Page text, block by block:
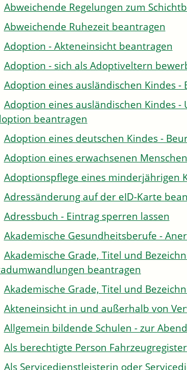
Abweichende Regelungen zum
Abweichende Ruhezeit beantragen
Adoption - Akteneinsicht beantragen
Adoption - sich als Adoptiveltern
Adoption eines ausländischen Kindes
Adoption eines ausländischen Kindes
beantragen
Adoption eines deutschen Kindes -
Adoption eines erwachsenen
Adoptionspflege eines minderjährigen
Adressänderung auf der eID-Karte
Adressbuch - Eintrag sperren lassen
Akademische Gesundheitsberufe -
Akademische Grade, Titel und
beantragen
Akademische Grade, Titel und
Akteneinsicht in und außerhalb von
Allgemein bildende Schulen - zur
Als berechtigte Person
Als Servicedienstleisterin oder